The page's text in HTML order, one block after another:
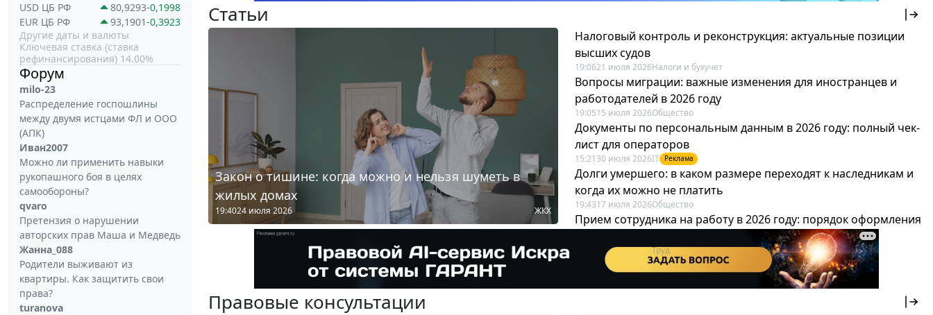
USD ЦБ РФ
80,9293-0,1998
EUR ЦБ РФ
93,1901-0,3923
Другие даты и валюты
Ключевая ставка (ставка
рефинансирования) 14.00%
Форум
milo-23
Распределение госпошлины
между двумя истцами ФЛ и ООО
(АПК)
Иван2007
Можно ли применить навыки
рукопашного боя в целях
самообороны?
qvaro
Претензия о нарушении
авторских прав Маша и Медведь
Жанна_088
Родители выживают из
квартиры. Как защитить свои
права?
turanova
Статьи
Закон о тишине: когда можно и нельзя шуметь в
жилых домах
19:4024 июля 2026 ЖКХ
Налоговый контроль и реконструкция: актуальные позиции
высших судов
19:0621 июля 2026Налоги и бухучет
Вопросы миграции: важные изменения для иностранцев и
работодателей в 2026 году
19:0515 июля 2026Общество
Документы по персональным данным в 2026 году: полный чек-
лист для операторов
15:21 30 июля 2026IT Реклама
Долги умершего: в каком размере переходят к наследникам и
когда их можно не платить
19:4317 июля 2026Общество
Прием сотрудника на работу в 2026 году: порядок оформления
22 июля 2026Труд Реклама
Правовые консультации